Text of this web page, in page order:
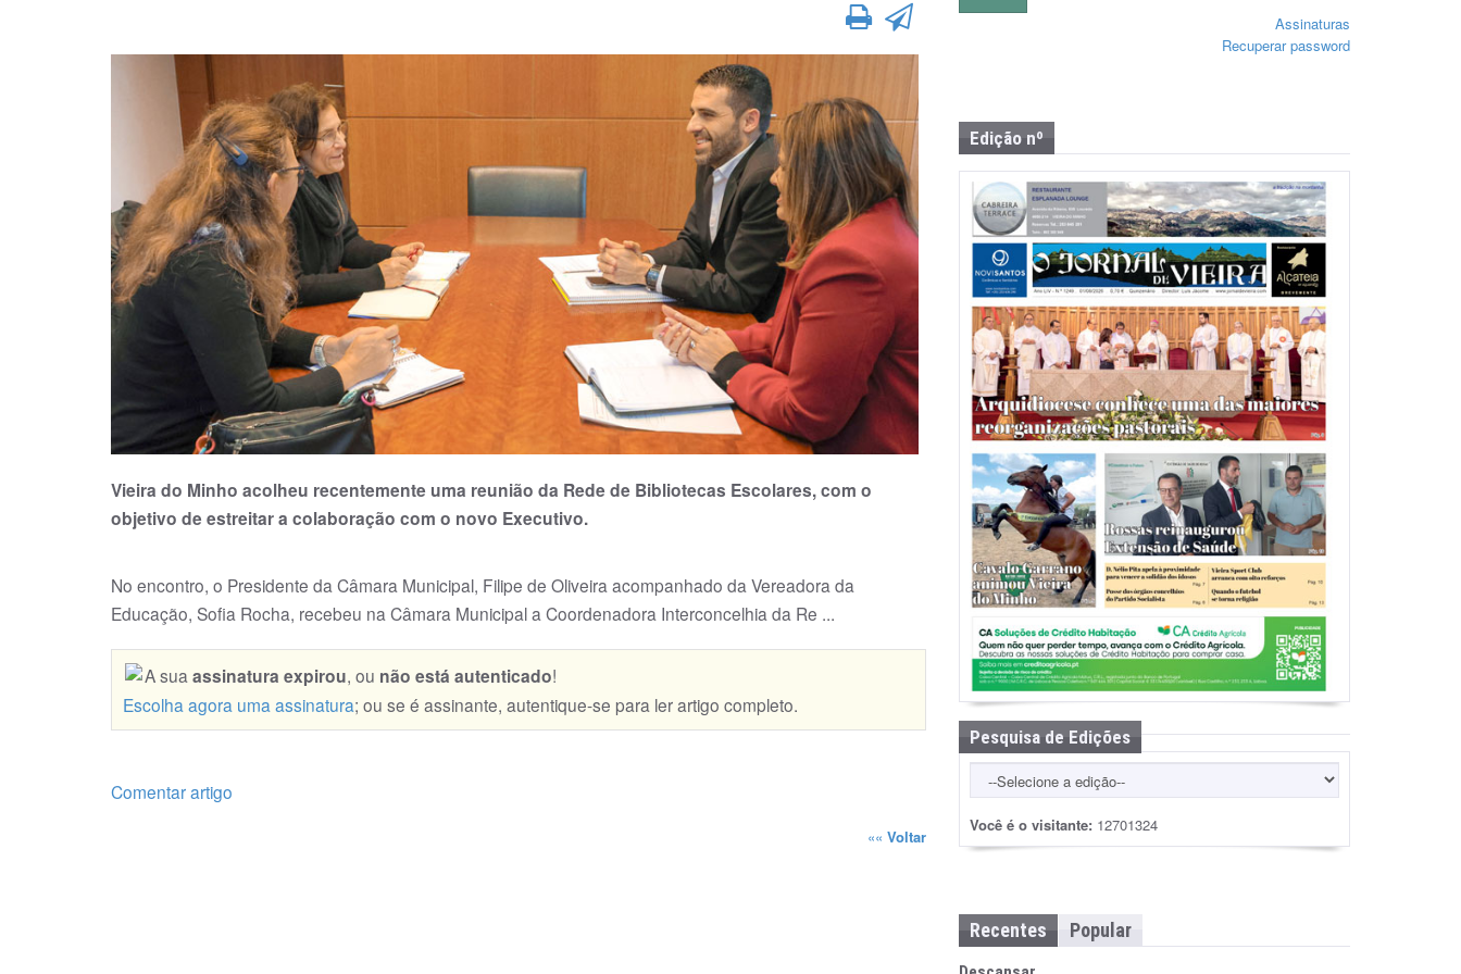
Vieira do Minho acolheu recentemente uma reunião da Rede de Bibliotecas Escolares, com o
objetivo de estreitar a colaboração com o novo Executivo.
No encontro, o Presidente da Câmara Municipal, Filipe de Oliveira acompanhado da Vereadora da
Educação, Sofia Rocha, recebeu na Câmara Municipal a Coordenadora Interconcelhia da Re ...
A sua assinatura expirou, ou não está autenticado!
Escolha agora uma assinatura; ou se é assinante, autentique-se para ler artigo completo.
Comentar artigo
«« Voltar
Assinaturas
Recuperar password
Edição nº
Pesquisa de Edições
Você é o visitante: 12701324
Recentes Popular